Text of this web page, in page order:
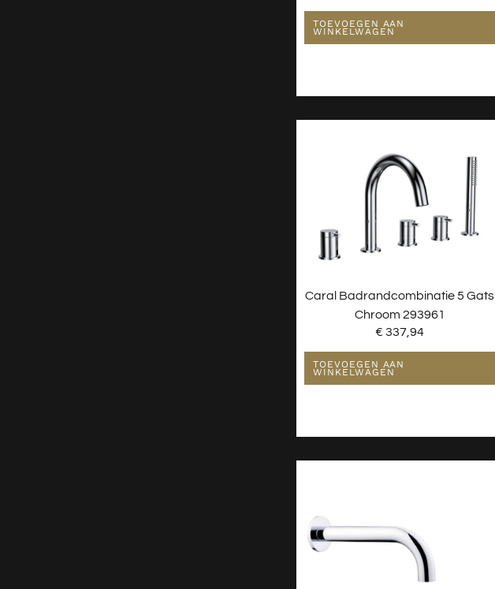
TOEVOEGEN AAN
WINKELWAGEN
Caral Badrandcombinatie 5 Gats
Chroom 293961
€ 337,94
TOEVOEGEN AAN
WINKELWAGEN